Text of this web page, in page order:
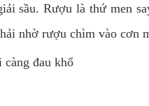
sầu. Rượu là thứ men
nhờ rượu chìm vào cơn
đau khổ